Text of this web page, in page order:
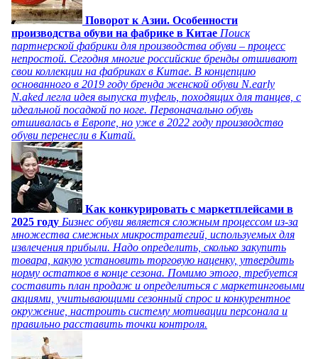
Поворот к Азии. Особенности
производства обуви на фабрике в Китае Поиск
партнерской фабрики для производства обуви – процесс
непростой. Сегодня многие российские бренды отшивают
свои коллекции на фабриках в Китае. В концепцию
основанного в 2019 году бренда женской обуви N.early
N.aked легла идея выпуска туфель, походящих для танцев, с
идеальной посадкой по ноге. Первоначально обувь
отшивалась в Европе, но уже в 2022 году производство
обуви перенесли в Китай.
Как конкурировать с маркетплейсами в
2025 году Бизнес обуви является сложным процессом из-за
множества смежных микростратегий, используемых для
извлечения прибыли. Надо определить, сколько закупить
товара, какую установить торговую наценку, утвердить
норму остатков в конце сезона. Помимо этого, требуется
составить план продаж и определиться с маркетинговыми
акциями, учитывающими сезонный спрос и конкурентное
окружение, настроить систему мотивации персонала и
правильно расставить точки контроля.